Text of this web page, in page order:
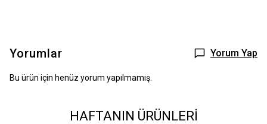
Yorumlar Yorum Yap
Bu ürün için henüz yorum yapılmamış.
HAFTANIN ÜRÜNLERİ